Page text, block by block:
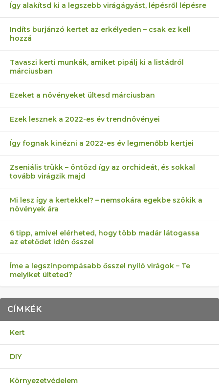
Így alakítsd ki a legszebb virágágyást, lépésről lépésre
Indíts burjánzó kertet az erkélyeden – csak ez kell
hozzá
Tavaszi kerti munkák, amiket pipálj ki a listádról
márciusban
Ezeket a növényeket ültesd márciusban
Ezek lesznek a 2022-es év trendnövényei
Így fognak kinézni a 2022-es év legmenőbb kertjei
Zseniális trükk – öntözd így az orchideát, és sokkal
tovább virágzik majd
Mi lesz így a kertekkel? – nemsokára egekbe szökik a
növények ára
6 tipp, amivel elérheted, hogy több madár látogassa
az etetődet idén ősszel
Íme a legszínpompásabb ősszel nyíló virágok – Te
melyiket ülteted?
CÍMKÉK
Kert
DIY
Környezetvédelem